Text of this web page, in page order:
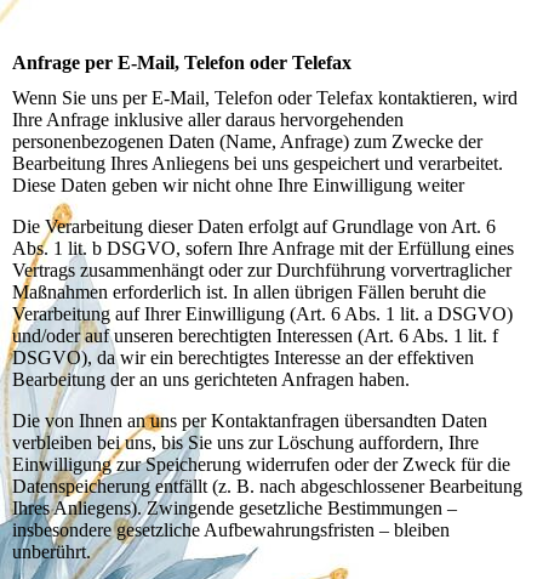
Anfrage per E-Mail, Telefon oder Telefax
Wenn Sie uns per E-Mail, Telefon oder Telefax kontaktieren, wird
Ihre Anfrage inklusive aller daraus hervorgehenden
personenbezogenen Daten (Name, Anfrage) zum Zwecke der
Bearbeitung Ihres Anliegens bei uns gespeichert und verarbeitet.
Diese Daten geben wir nicht ohne Ihre Einwilligung weiter
Die Verarbeitung dieser Daten erfolgt auf Grundlage von Art. 6
Abs. 1 lit. b DSGVO, sofern Ihre Anfrage mit der Erfüllung eines
Vertrags zusammenhängt oder zur Durchführung vorvertraglicher
Maßnahmen erforderlich ist. In allen übrigen Fällen beruht die
Verarbeitung auf Ihrer Einwilligung (Art. 6 Abs. 1 lit. a DSGVO)
und/oder auf unseren berechtigten Interessen (Art. 6 Abs. 1 lit. f
DSGVO), da wir ein berechtigtes Interesse an der effektiven
Bearbeitung der an uns gerichteten Anfragen haben.
Die von Ihnen an uns per Kontaktanfragen übersandten Daten
verbleiben bei uns, bis Sie uns zur Löschung auffordern, Ihre
Einwilligung zur Speicherung widerrufen oder der Zweck für die
Datenspeicherung entfällt (z. B. nach abgeschlossener Bearbeitung
Ihres Anliegens). Zwingende gesetzliche Bestimmungen –
insbesondere gesetzliche Aufbewahrungsfristen – bleiben
unberührt.